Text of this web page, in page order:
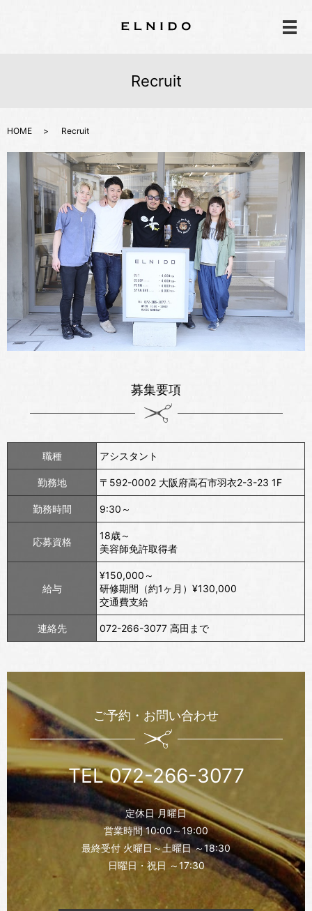
メ
Recruit
HOME Recruit
募集要項
職種 アシスタント
勤務地 〒592-0002 大阪府高石市羽衣2-3-23 1F
勤務時間 9:30～
応募資格
18歳～
美容師免許取得者
給与
¥150,000～
研修期間（約1ヶ月）¥130,000
交通費支給
連絡先 072-266-3077 高田まで
ご予約・お問い合わせ
TEL 072-266-3077
定休日 月曜日
営業時間 10:00～19:00
最終受付 火曜日～土曜日 ～18:30
日曜日・祝日 ～17:30